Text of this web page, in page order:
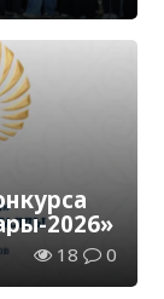
2026»
18 0